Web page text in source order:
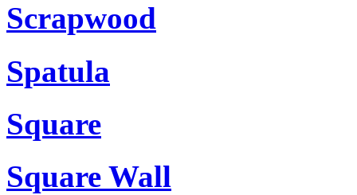
Scrapwood
Spatula
Square
Square Wall